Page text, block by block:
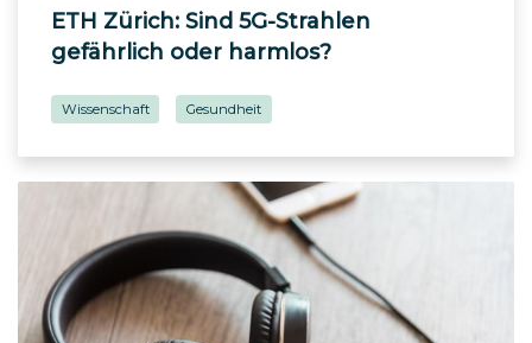
ETH Zürich: Sind 5G-​Strahlen
gefährlich oder harmlos?
Wissenschaft Gesundheit